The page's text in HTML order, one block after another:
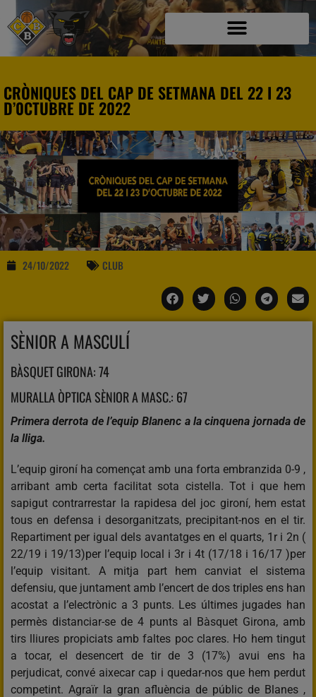
CRÒNIQUES DEL CAP DE SETMANA DEL 22 I 23
D’0CTUBRE DE 2022
24/10/2022 CLUB
SÈNIOR A MASCULÍ
BÀSQUET GIRONA: 74
MURALLA ÒPTICA SÈNIOR A MASC.: 67
Primera derrota de l’equip Blanenc a la cinquena jornada de
la lliga.
L’equip gironí ha començat amb una forta embranzida 0-9 ,
arribant amb certa facilitat sota cistella. Tot i que hem
sapigut contrarrestar la rapidesa del joc gironí, hem estat
tous en defensa i desorganitzats, precipitant-nos en el tir.
Repartiment per igual dels avantatges en el quarts, 1r i 2n (
22/19 i 19/13)per l’equip local i 3r i 4t (17/18 i 16/17 )per
l’equip visitant. A mitja part hem canviat el sistema
defensiu, que juntament amb l’encert de dos triples ens han
acostat a l’electrònic a 3 punts. Les últimes jugades han
permès distanciar-se de 4 punts al Bàsquet Girona, amb
tirs lliures propiciats amb faltes poc clares. Ho hem tingut
a tocar, el desencert de tir de 3 (17%) avui ens ha
perjudicat, convé aixecar cap i quedar-nos que hem perdut
competint. Agraïr la gran afluència de públic de Blanes ,